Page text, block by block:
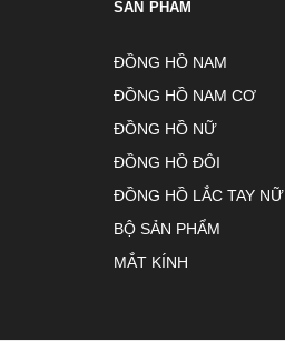
SẢN PHẨM
ĐỒNG HỒ NAM
ĐỒNG HỒ NAM CƠ
ĐỒNG HỒ NỮ
ĐỒNG HỒ ĐÔI
ĐỒNG HỒ LẮC TAY NỮ
BỘ SẢN PHẨM
MẮT KÍNH